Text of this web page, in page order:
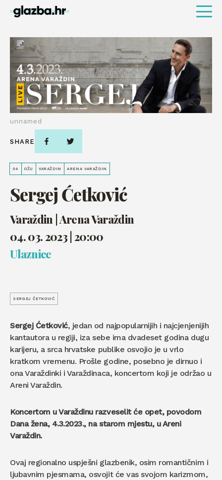
04 OŽU VARAŽDIN ARENA VARAŽDIN
Sergej Ćetković
Varaždin | Arena Varaždin
04. 03. 2023 | 20:00
Ulaznice
unnamed
SHARE
SERGEJ ČETKOVIĆ
Sergej Ćetković, jedan od najpopularnijih i najcjenjenijih
kantautora u regiji, iza sebe ima dvadeset godina dugu
karijeru, a srca hrvatske publike osvojio je u vrlo
kratkom vremenu. Prošle godine, posebno je dirnuo i
ona Varaždinki i Varaždinaca, koncertom koji je održao u
Areni Varaždin.
Koncertom u Varaždinu razveselit će opet, povodom
Dana žena, 4.3.2023., na starom mjestu, u Areni
Varaždin.
Ovaj regionalno uspješni glazbenik, osim romantičnim i
ljubavnim pjesmama, osvojit će vas svojom karizmom,